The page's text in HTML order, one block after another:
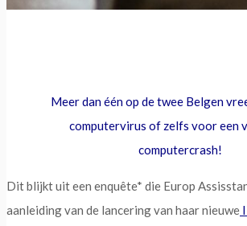
Meer dan één op de twee Belgen
computervirus of zelfs voor een
computercrash!
Dit blijkt uit een enquête* die Europ
aanleiding van de lancering van haar nieuwe